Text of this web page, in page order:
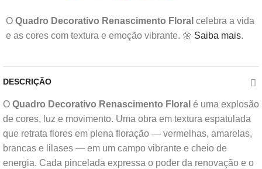
O Quadro Decorativo Renascimento Floral celebra a vida
e as cores com textura e emoção vibrante. 🌼 Saiba mais.
DESCRIÇÃO
O Quadro Decorativo Renascimento Floral é uma explosão
de cores, luz e movimento. Uma obra em textura espatulada
que retrata flores em plena floração — vermelhas, amarelas,
brancas e lilases — em um campo vibrante e cheio de
energia. Cada pincelada expressa o poder da renovação e o